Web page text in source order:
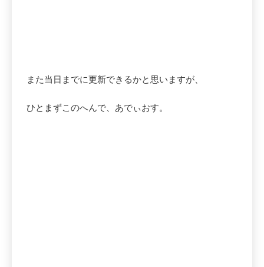
また当日までに更新できるかと思いますが、
ひとまずこのへんで、あでぃおす。